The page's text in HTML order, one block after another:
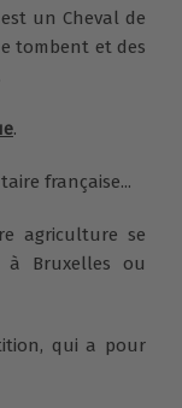
un Cheval de
tombent et des
.
française...
agriculture se
à Bruxelles ou
qui a pour